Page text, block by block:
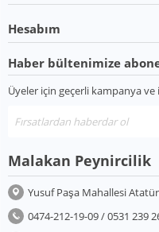
Hesabım
Haber bültenimize
Üyeler için geçerli kampanya
Malakan Peynircilik
Yusuf Paşa Mahallesi
0474-212-19-09 / 0531 239